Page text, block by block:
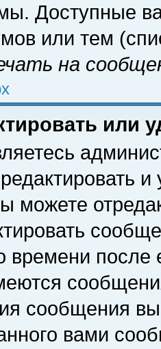
Доступные
или тем
на
или
и
можете
времени
сообщения
вами